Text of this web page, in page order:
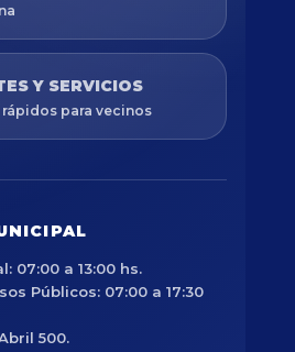
Y SERVICIOS
para vecinos
07:00 a 13:00 hs.
Públicos: 07:00 a 17:30
500.